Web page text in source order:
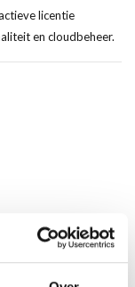
licentie
en cloudbeheer.